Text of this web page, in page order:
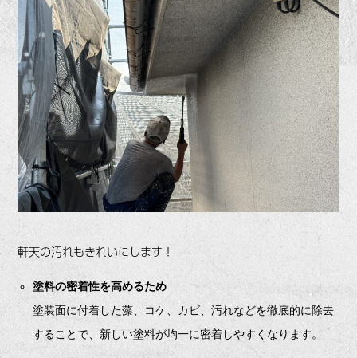
軒天の汚れもきれいにします！
塗料の密着性を高めるため
塗装面に付着した藻、コケ、カビ、汚れなどを徹底的に除去
することで、新しい塗料が均一に密着しやすくなります。